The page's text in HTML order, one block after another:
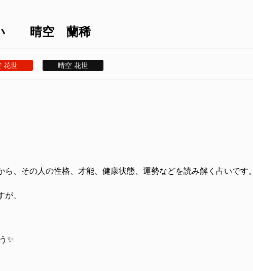
い 晴空 蘭稀
花世 晴空 花世
、その人の性格、才能、健康状態、運勢などを読み解く占いです。
、
✨